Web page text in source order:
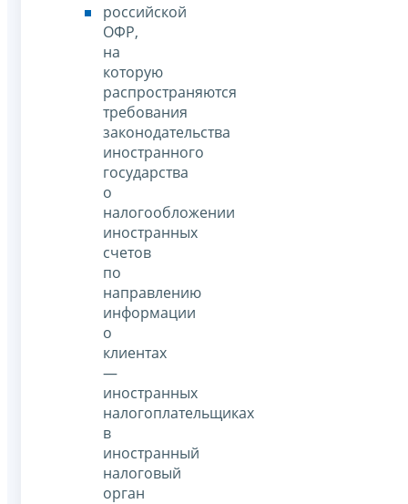
российской
ОФР,
на
которую
распространяются
требования
законодательства
иностранного
государства
о
налогообложении
иностранных
счетов
по
направлению
информации
о
клиентах
—
иностранных
налогоплательщиках
в
иностранный
налоговый
орган